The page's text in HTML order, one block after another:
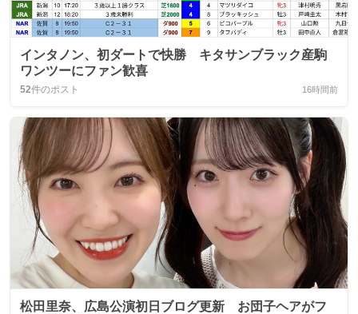
インタノン、初ダートで快勝 キタサンブラック産駒
ワンツーにファン歓喜
52件のポスト 16時間前
松田里奈、広島公演初日ブログ更新 お団子ヘアがフ